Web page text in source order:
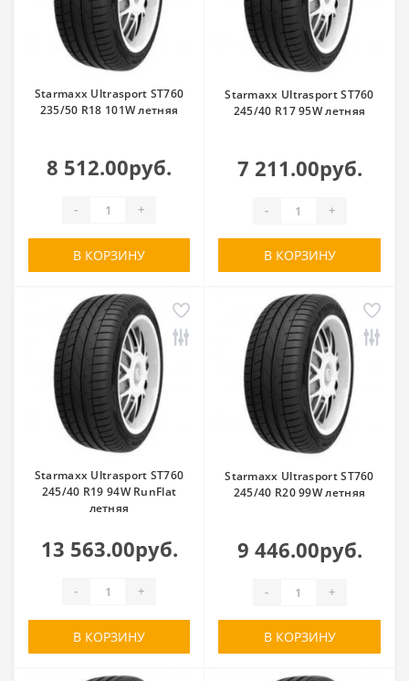
Starmaxx Ultrasport ST760
235/50 R18 101W летняя
8 512.00руб.
- +
В КОРЗИНУ
Starmaxx Ultrasport ST760
245/40 R17 95W летняя
7 211.00руб.
- +
В КОРЗИНУ
Starmaxx Ultrasport ST760
245/40 R19 94W RunFlat
летняя
13 563.00руб.
- +
В КОРЗИНУ
Starmaxx Ultrasport ST760
245/40 R20 99W летняя
9 446.00руб.
- +
В КОРЗИНУ